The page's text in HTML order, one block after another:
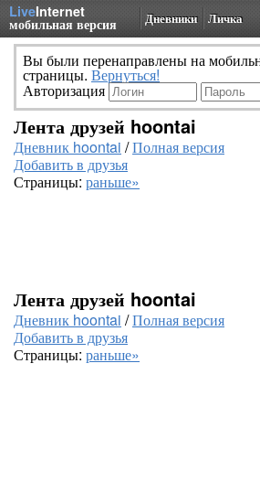
LiveInternet
мобильная версия Дневники Личка
Вы были перенаправлены на
страницы. Вернуться!
Авторизация
Лента друзей hoontai
Дневник hoontai /Полная версия
Добавить в друзья
Страницы: раньше»
Лента друзей hoontai
Дневник hoontai /Полная версия
Добавить в друзья
Страницы: раньше»